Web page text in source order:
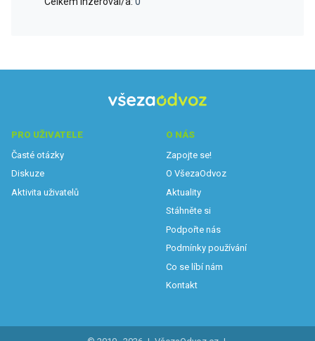
PRO UŽIVATELE
Časté otázky
Diskuze
Aktivita uživatelů
O NÁS
Zapojte se!
O VšezaOdvoz
Aktuality
Stáhněte si
Podpořte nás
Podmínky používání
Co se líbí nám
Kontakt